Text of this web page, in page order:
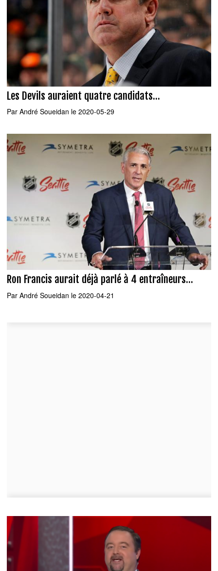
Les Devils auraient quatre candidats...
Par André Soueidan le 2020-05-29
Ron Francis aurait déjà parlé à 4 entraîneurs...
Par André Soueidan le 2020-04-21